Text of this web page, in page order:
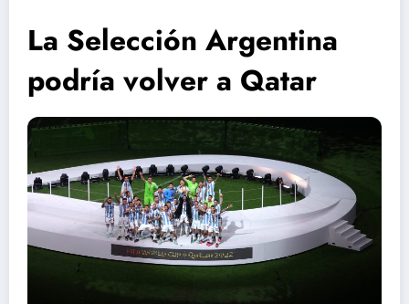
La Selección Argentina
podría volver a Qatar